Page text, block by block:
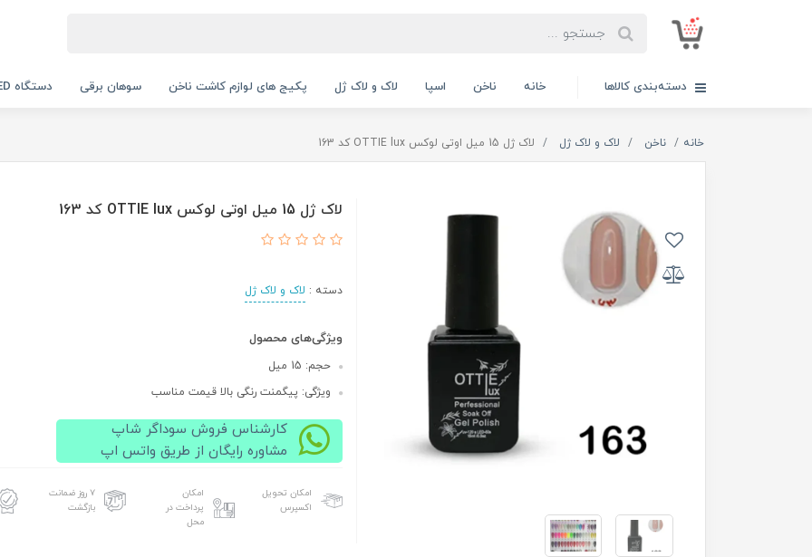
دسته‌بندی کالاها خانه ناخن اسپا لاک و لاک ژل پکیج های لوازم کاشت ناخن سوهان برقی دستگاه UV LED
خانه ناخن لاک و لاک ژل لاک ژل 15 میل اوتی لوکس OTTIE lux کد 163
لاک ژل 15 میل اوتی لوکس OTTIE lux کد 163
دسته : لاک و لاک ژل
ویژگی‌های محصول
حجم: 15 میل
ویژگی: پیگمنت رنگی بالا قیمت مناسب
کارشناس فروش سوداگر شاپ
مشاوره رایگان از طریق واتس اپ
امکان تحویل
اکسپرس
امکان
پرداخت در
محل
۷ روز ضمانت
بازگشت